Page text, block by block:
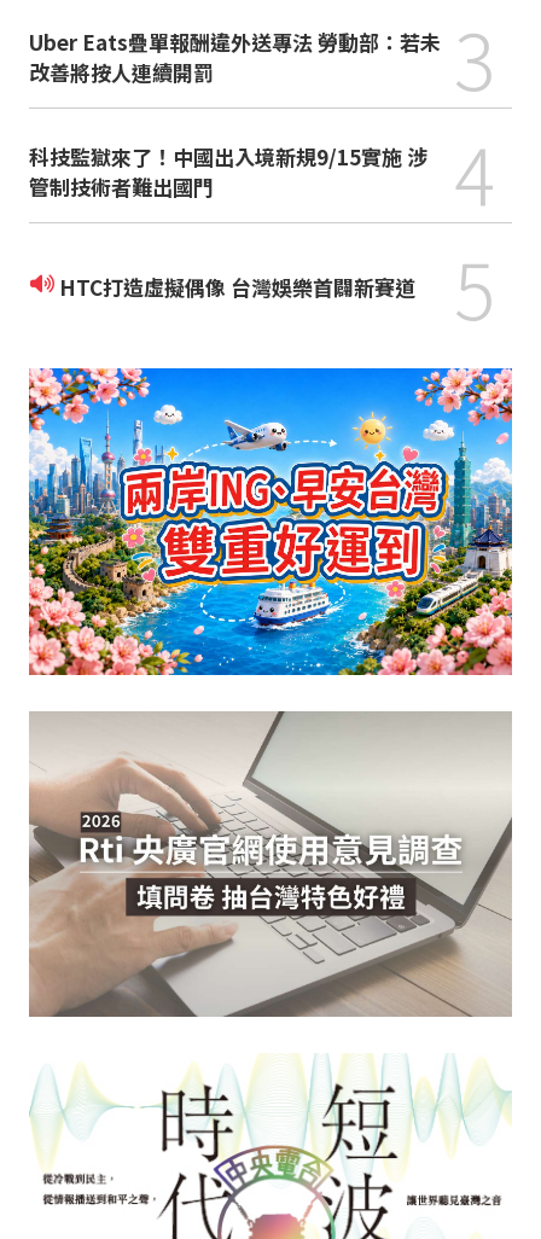
Uber Eats疊單報酬違外送專法 勞動部：若未
改善將按人連續開罰
3
科技監獄來了！中國出入境新規9/15實施 涉
管制技術者難出國門
4
HTC打造虛擬偶像 台灣娛樂首闢新賽道 5